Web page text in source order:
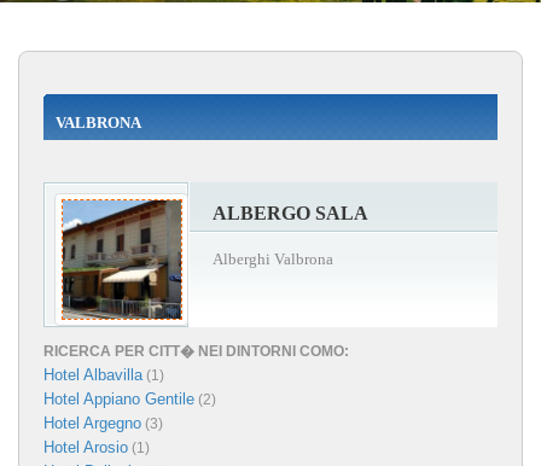
VALBRONA
ALBERGO SALA
Alberghi Valbrona
RICERCA PER CITT� NEI DINTORNI COMO:
Hotel Albavilla(1)
Hotel Appiano Gentile (2)
Hotel Argegno (3)
Hotel Arosio (1)